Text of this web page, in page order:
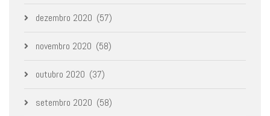
dezembro 2020 (57)
novembro 2020 (58)
outubro 2020 (37)
setembro 2020 (58)